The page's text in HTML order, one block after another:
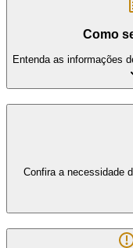
Como
Entenda as informações
Confira a necessidade